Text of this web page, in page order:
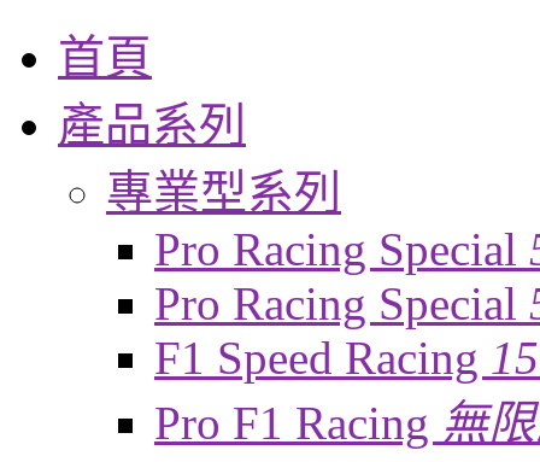
首頁
產品系列
專業型系列
Pro Racing Special
Pro Racing Special
F1 Speed Racing
Pro F1 Racing 無